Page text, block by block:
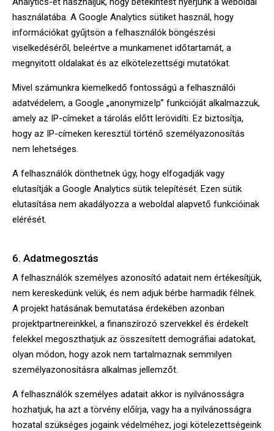
használatába. A Google Analytics sütiket használ, hogy
információkat gyűjtsön a felhasználók böngészési
viselkedéséről, beleértve a munkamenet időtartamát, a
megnyitott oldalakat és az elkötelezettségi mutatókat.
Mivel számunkra kiemelkedő fontosságú a felhasználói
adatvédelem, a Google „anonymizeIp” funkcióját alkalmazzuk,
amely az IP-címeket a tárolás előtt lerövidíti. Ez biztosítja,
hogy az IP-címeken keresztül történő személyazonosítás
nem lehetséges.
A felhasználók dönthetnek úgy, hogy elfogadják vagy
elutasítják a Google Analytics sütik telepítését. Ezen sütik
elutasítása nem akadályozza a weboldal alapvető funkcióinak
elérését.
6. Adatmegosztás
A felhasználók személyes azonosító adatait nem értékesítjük,
nem kereskedünk velük, és nem adjuk bérbe harmadik félnek.
A projekt hatásának bemutatása érdekében azonban
projektpartnereinkkel, a finanszírozó szervekkel és érdekelt
felekkel megoszthatjuk az összesített demográfiai adatokat,
olyan módon, hogy azok nem tartalmaznak semmilyen
személyazonosításra alkalmas jellemzőt.
A felhasználók személyes adatait akkor is nyilvánosságra
hozhatjuk, ha azt a törvény előírja, vagy ha a nyilvánosságra
hozatal szükséges jogaink védelméhez, jogi kötelezettségeink